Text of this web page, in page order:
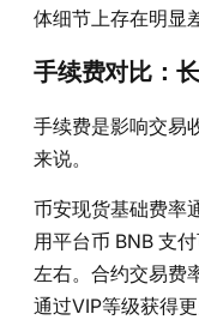
体细节上存在明显
手续费对比：
手续费是影响交易
来说。
币安现货基础费率
用平台币 BNB 支
左右。合约交易费
通过VIP等级获得更